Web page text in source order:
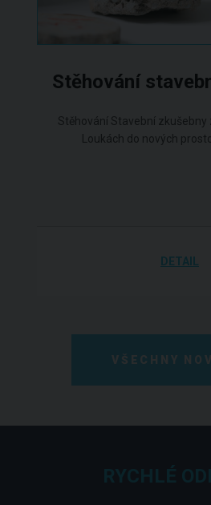
Stěhování
Stěhování Stavební zkušebny
Loukách do nových
DETAIL
VŠECHNY